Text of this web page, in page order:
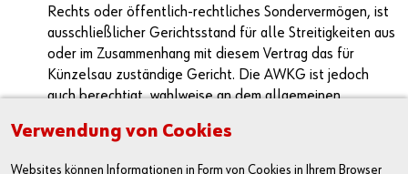
Rechts oder öffentlich-rechtliches Sondervermögen, ist
ausschließlicher Gerichtsstand für alle Streitigkeiten aus
oder im Zusammenhang mit diesem Vertrag das für
Künzelsau zuständige Gericht. Die AWKG ist jedoch
auch berechtigt, wahlweise an dem allgemeinen
5. Es gilt das Recht der Bundesrepublik Deutschland.
Das UN-Übereinkommen über Verträge über den
Verwendung von Cookies
Websites können Informationen in Form von Cookies in Ihrem Browser